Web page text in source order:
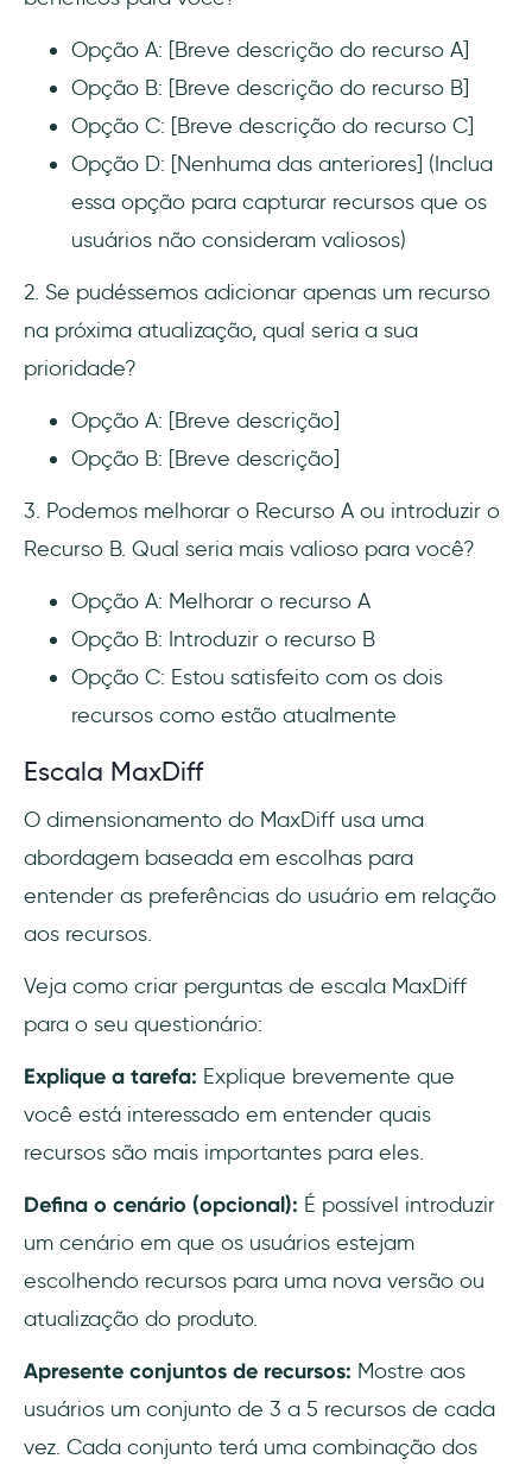
Opção A: [Breve descrição do recurso A]
Opção B: [Breve descrição do recurso B]
Opção C: [Breve descrição do recurso C]
Opção D: [Nenhuma das anteriores] (Inclua
essa opção para capturar recursos que os
usuários não consideram valiosos)
2. Se pudéssemos adicionar apenas um recurso
na próxima atualização, qual seria a sua
prioridade?
Opção A: [Breve descrição]
Opção B: [Breve descrição]
3. Podemos melhorar o Recurso A ou introduzir o
Recurso B. Qual seria mais valioso para você?
Opção A: Melhorar o recurso A
Opção B: Introduzir o recurso B
Opção C: Estou satisfeito com os dois
recursos como estão atualmente
Escala MaxDiff
O dimensionamento do MaxDiff usa uma
abordagem baseada em escolhas para
entender as preferências do usuário em relação
aos recursos.
Veja como criar perguntas de escala MaxDiff
para o seu questionário:
Explique a tarefa: Explique brevemente que
você está interessado em entender quais
recursos são mais importantes para eles.
Defina o cenário (opcional): É possível introduzir
um cenário em que os usuários estejam
escolhendo recursos para uma nova versão ou
atualização do produto.
Apresente conjuntos de recursos: Mostre aos
usuários um conjunto de 3 a 5 recursos de cada
vez. Cada conjunto terá uma combinação dos